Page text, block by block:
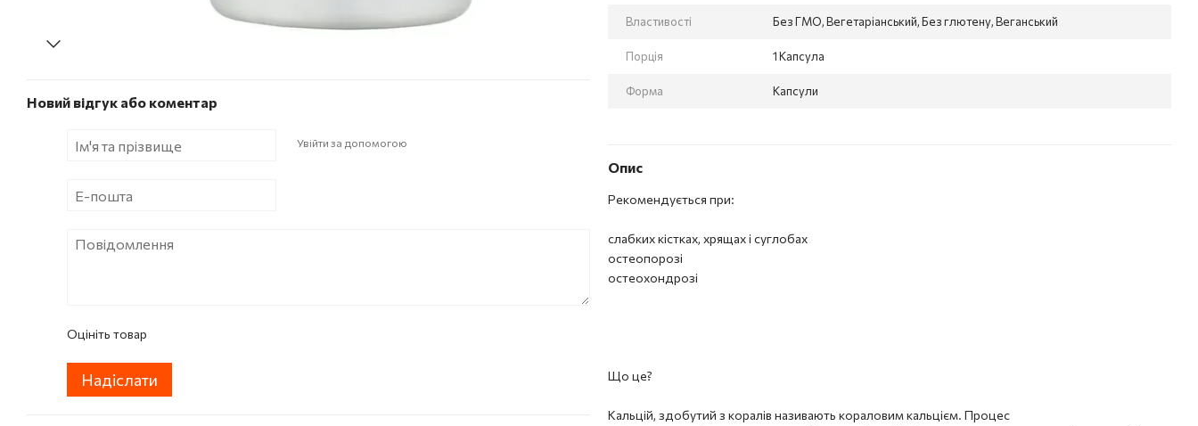
Новий відгук або коментар
Увійти за допомогою
Оцініть товар
Надіслати
Властивості Без ГМО, Вегетаріанський, Без глютену, Веганський
Порція 1 Капсула
Форма Капсули
Опис
Рекомендується при:
слабких кістках, хрящах і суглобах
остеопорозі
остеохондрозі
Що це?
Кальцій, здобутий з коралів називають кораловим кальцієм. Процес